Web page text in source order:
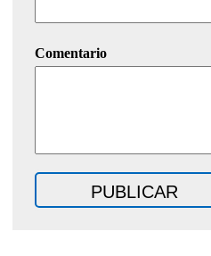
Comentario